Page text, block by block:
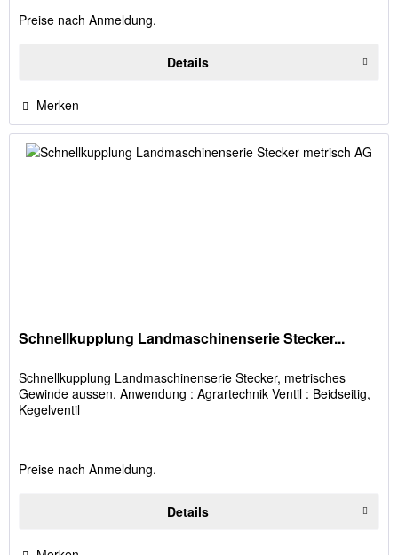
Preise nach Anmeldung.
Details
Merken
Schnellkupplung Landmaschinenserie Stecker...
Schnellkupplung Landmaschinenserie Stecker, metrisches
Gewinde aussen. Anwendung : Agrartechnik Ventil : Beidseitig,
Kegelventil
Preise nach Anmeldung.
Details